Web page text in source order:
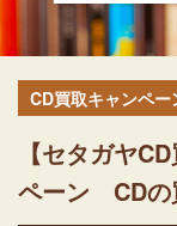
CD買取キャンペー
【セタガヤ
ペーン CDの